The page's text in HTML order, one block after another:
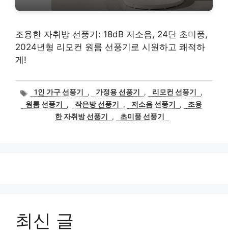
조용한 자취방 선풍기: 18dB 저소음, 24단 초미풍,
2024년형 리모컨 원룸 선풍기로 시원하고 쾌적하
게!
태
그
1인 가구 선풍기 , 가정용 선풍기 , 리모컨 선풍기
,
원룸 선풍기
, 작은방 선풍기 , 저소음 선풍기 ,
조용
한 자취방 선풍기
, 초미풍 선풍기
최신 글